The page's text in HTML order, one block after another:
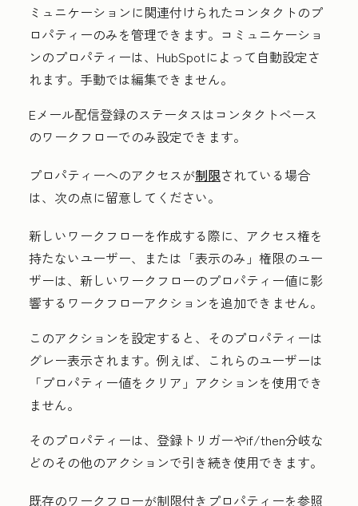
ミュニケーションに関連付けられたコンタクトのプ
ロパティーのみを管理できます。コミュニケーショ
ンのプロパティーは、HubSpotによって自動設定さ
れます。手動では編集できません。
Eメール配信登録のステータスはコンタクトベース
のワークフローでのみ設定できます。
プロパティーへのアクセスが制限されている場合
は、次の点に留意してください。
新しいワークフローを作成する際に、アクセス権を
持たないユーザー、または「表示のみ」 権限のユー
ザーは、新しいワークフローのプロパティー値に影
響するワークフローアクションを追加できません。
このアクションを設定すると、そのプロパティーは
グレー表示されます。例えば、これらのユーザーは
「プロパティー値をクリア」アクションを使用でき
ません。
そのプロパティーは、登録トリガーやif/then分岐な
どのその他のアクションで引き続き使用できます。
既存のワークフローが制限付きプロパティーを参照